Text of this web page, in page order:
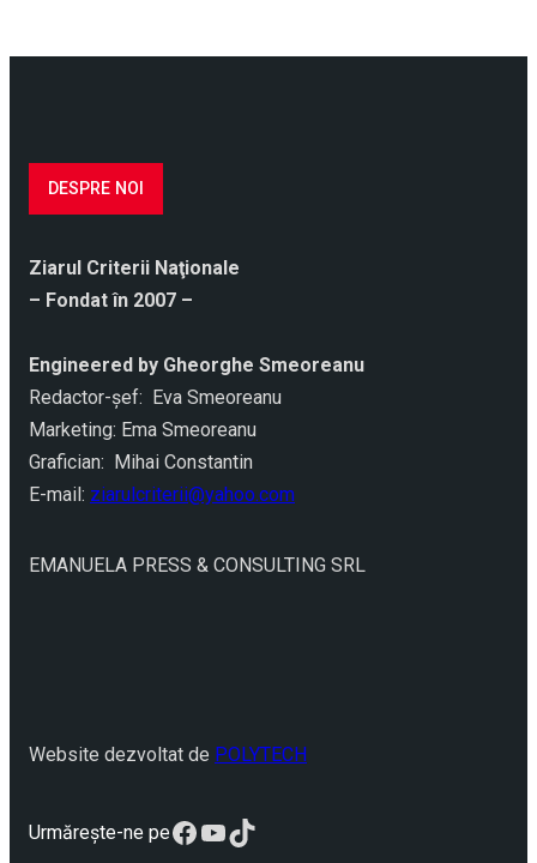
DESPRE NOI
Ziarul Criterii Naţionale
– Fondat în 2007 –
Engineered by Gheorghe Smeoreanu
Redactor-şef: Eva Smeoreanu
Marketing: Ema Smeoreanu
Grafician: Mihai Constantin
E-mail: ziarulcriterii@yahoo.com
EMANUELA PRESS & CONSULTING SRL
Website dezvoltat de POLYTECH
Urmărește-ne peFacebook
YouTube
TikTok